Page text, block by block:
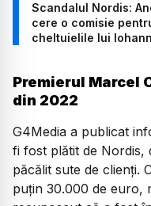
Scandalul Nordis:
cere o comisie
cheltuielile lui
Premierul Marcel
din 2022
G4Media a publicat
fi fost plătit de Nordis,
păcălit sute de clienți.
puțin 30.000 de euro,